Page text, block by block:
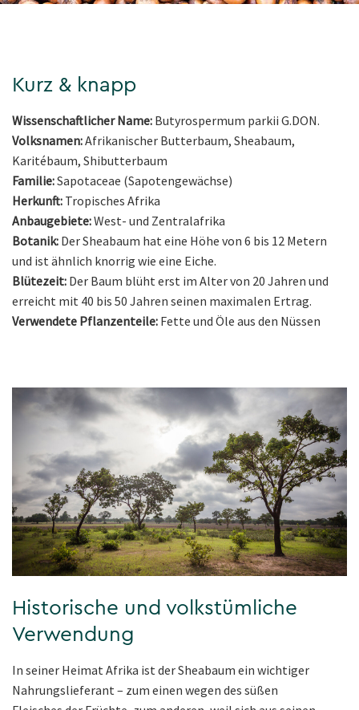
Kurz & knapp
Wissenschaftlicher Name: Butyrospermum parkii G.DON.
Volksnamen:Afrikanischer Butterbaum, Sheabaum,
Karitébaum, Shibutterbaum
Familie:Sapotaceae (Sapotengewächse)
Herkunft: Tropisches Afrika
Anbaugebiete:West- und Zentralafrika
Botanik: Der Sheabaum hat eine Höhe von 6 bis 12 Metern
und ist ähnlich knorrig wie eine Eiche.
Blütezeit: Der Baum blüht erst im Alter von 20 Jahren und
erreicht mit 40 bis 50 Jahren seinen maximalen Ertrag.
Verwendete Pflanzenteile: Fette und Öle aus den Nüssen
Historische und volkstümliche
Verwendung
In seiner Heimat Afrika ist der Sheabaum ein wichtiger
Nahrungslieferant – zum einen wegen des süßen